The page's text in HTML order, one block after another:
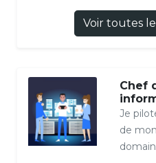
Voir toutes
Chef
Je
de